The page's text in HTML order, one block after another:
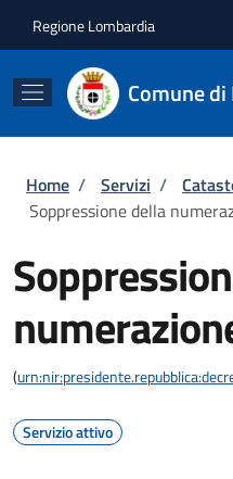
Regione Lombardia
Comune
Briciole di
Home / Servizi /
Soppressione della
(
Servizio attivo